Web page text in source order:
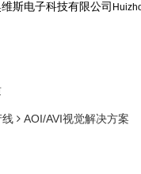
斯电子科技有限公司
线
AOI/AVI视觉解决方案